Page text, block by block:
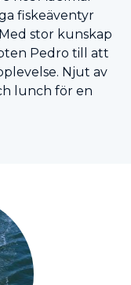
fiskeäventyr
stor kunskap
Pedro till att
Njut av
lunch för en